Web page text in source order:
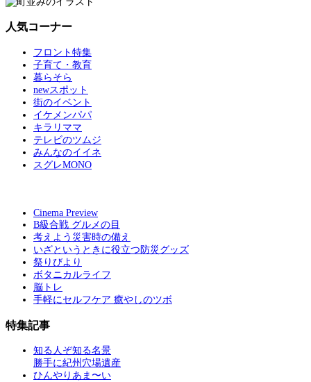
人気コーナー
フロント特集
子育て・教育
暮らそら
newスポット
街のイベント
イケメンパパ
キラリママ
テレビのツムジ
みんなのイイネ
スグレMONO
Cinema Preview
B級合戦 グルメの目
考えよう災害時の備え
いざというときに役立つ防災グッズ
祭りびより
ボタニカルライフ
脳トレ
手軽にセルフケア 癒やしのツボ
特集記事
知る人ぞ知る名景
勝手に紀州穴場遺産
ひんやりあま〜い